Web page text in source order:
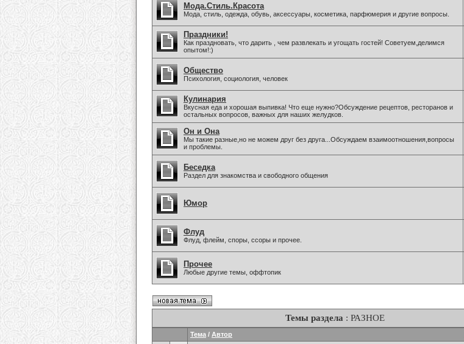
Мода.Стиль.Красота
Мода, стиль, одежда, обувь, аксессуары, косметика, парфюмерия и другие вопросы.
Праздники!
Как праздновать, что дарить , чем развлекать и угощать гостей! Советуем,делимся
опытом!:)
Общество
Психология, социология, человек
Кулинария
Вкусная еда и хорошая выпивка! Что еще нужно?Обсуждение рецептов, ресторанов и
остальных вопросов, важных для наших желудков.
Он и Она
Мы такие разные,но не можем друг без друга...Обсуждаем взаимоотношения,вопросы
и проблемы.
Беседка
Раздел для знакомства и свободного общения
Юмор
Флуд
Флуд, флейм, споры, ссоры и прочее.
Прочее
Любые другие темы, оффтопик
Темы раздела : РАЗНОЕ
Тема / Автор